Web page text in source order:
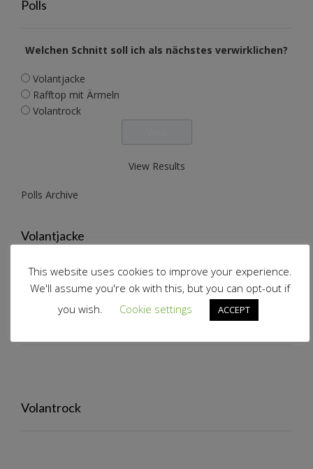
Polls
Welchen Schnitt soll ich als nächstes verwirklichen?
Volantjacke
Rafftop mit Ärmeln
Volantrock
View Results
Polls Archive
Volantjacke
Volantrock
This website uses cookies to improve your experience.
We'll assume you're ok with this, but you can opt-out if
you wish.
Cookie settings ACCEPT